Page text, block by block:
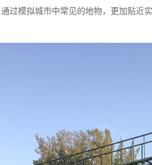
过模拟城市中常见的地物，更加贴近